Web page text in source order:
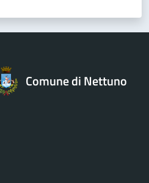
Comune di Nettuno